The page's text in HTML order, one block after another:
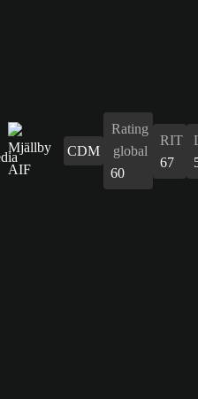
CDM
Rating
global
60
RIT
67